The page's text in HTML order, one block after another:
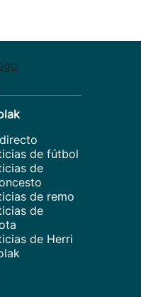
de fútbol
de
de remo
de
de Herri